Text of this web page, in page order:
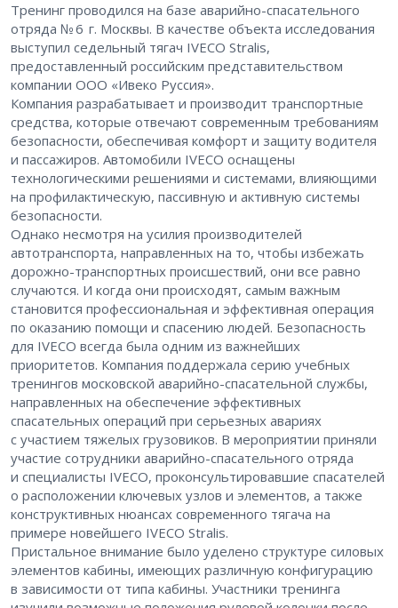
Тренинг проводился на базе аварийно-спасательного
отряда № 6 г. Москвы. В качестве объекта исследования
выступил седельный тягач IVECO Stralis,
предоставленный российским представительством
компании ООО «Ивеко Руссия».
Компания разрабатывает и производит транспортные
средства, которые отвечают современным требованиям
безопасности, обеспечивая комфорт и защиту водителя
и пассажиров. Автомобили IVECO оснащены
технологическими решениями и системами, влияющими
на профилактическую, пассивную и активную системы
безопасности.
Однако несмотря на усилия производителей
автотранспорта, направленных на то, чтобы избежать
дорожно-транспортных происшествий, они все равно
случаются. И когда они происходят, самым важным
становится профессиональная и эффективная операция
по оказанию помощи и спасению людей. Безопасность
для IVECO всегда была одним из важнейших
приоритетов. Компания поддержала серию учебных
тренингов московской аварийно-спасательной службы,
направленных на обеспечение эффективных
спасательных операций при серьезных авариях
с участием тяжелых грузовиков. В мероприятии приняли
участие сотрудники аварийно-спасательного отряда
и специалисты IVECO, проконсультировавшие спасателей
о расположении ключевых узлов и элементов, а также
конструктивных нюансах современного тягача на
примере новейшего IVECO Stralis.
Пристальное внимание было уделено структуре силовых
элементов кабины, имеющих различную конфигурацию
в зависимости от типа кабины. Участники тренинга